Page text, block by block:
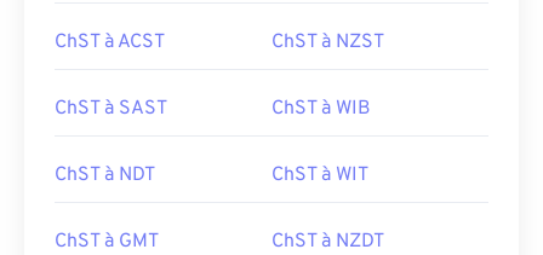
ChST à ACST ChST à NZST
ChST à SAST ChST à WIB
ChST à NDT ChST à WIT
ChST à GMT ChST à NZDT